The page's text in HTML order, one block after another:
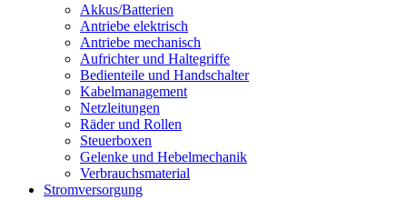
Akkus/Batterien
Antriebe elektrisch
Antriebe mechanisch
Aufrichter und Haltegriffe
Bedienteile und Handschalter
Kabelmanagement
Netzleitungen
Räder und Rollen
Steuerboxen
Gelenke und Hebelmechanik
Verbrauchsmaterial
Stromversorgung